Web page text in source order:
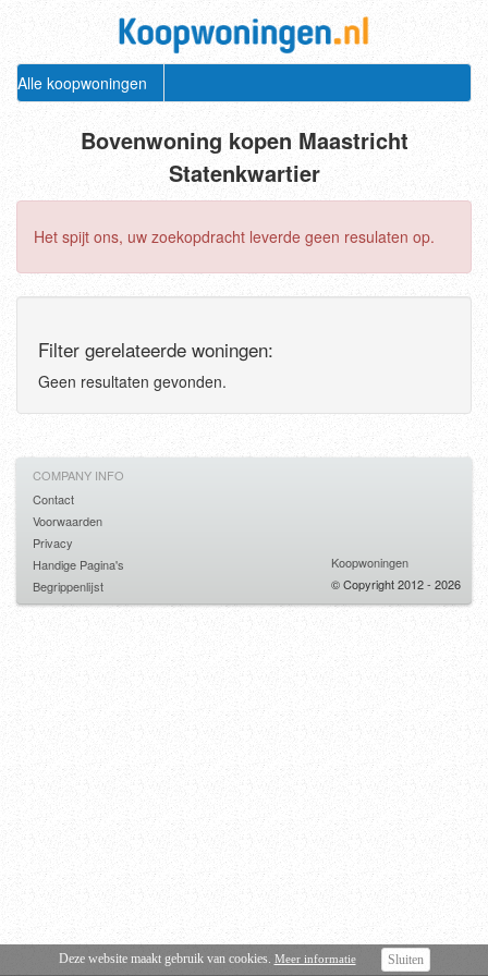
Alle koopwoningen
Bovenwoning kopen Maastricht
Statenkwartier
Het spijt ons, uw zoekopdracht leverde geen resulaten op.
Filter gerelateerde woningen:
Geen resultaten gevonden.
Deze website maakt gebruik van cookies. Meer informatie Sluiten
COMPANY INFO
Contact
Voorwaarden
Privacy
Handige Pagina's
Begrippenlijst
Koopwoningen
© Copyright 2012 - 2026